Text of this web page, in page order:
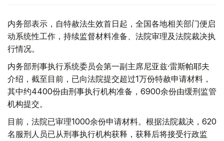
内务部表示，自特赦法生效首日起，全国各地相关部门便启
动系统性工作，持续监督材料准备、法院审理及法院裁决执
行情况。
内务部刑事执行系统委员会第一副主席尼亚兹·雷斯帕耶夫
介绍，截至目前，已向法院提交超过1万份特赦申请材料，
其中约4400份由刑事执行机构准备，6900余份由缓刑监管
机构提交。
目前，法院已审理1000余份申请材料。根据法院裁决，620
名服刑人员已从刑事执行机构获释，获释后将接受行政监